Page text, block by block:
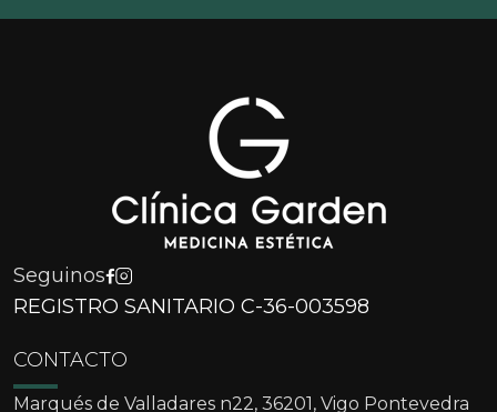
Seguinos
REGISTRO SANITARIO C-36-003598
CONTACTO
Marqués de Valladares n22, 36201, Vigo Pontevedra